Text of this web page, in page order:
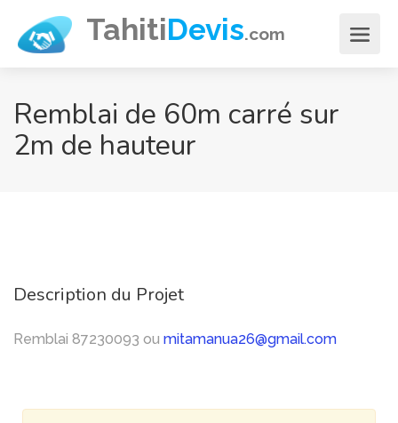
TahitiDevis.com
Remblai de 60m carré sur
2m de hauteur
Description du Projet
Remblai 87230093 ou mitamanua26@gmail.com